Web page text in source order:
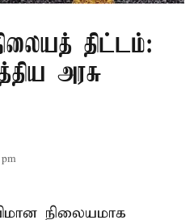
திட்டம்:
அரசு
நிலையமாக